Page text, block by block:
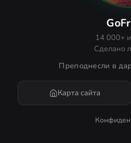
14 000+
Сделано
Преподнесли в
Карта сайта